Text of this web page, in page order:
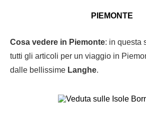
PIEMONTE
Cosa vedere in Piemonte: in questa
tutti gli articoli per un viaggio in
dalle bellissime Langhe.